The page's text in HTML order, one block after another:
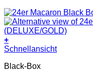
+
Schnellansicht
Black-Box